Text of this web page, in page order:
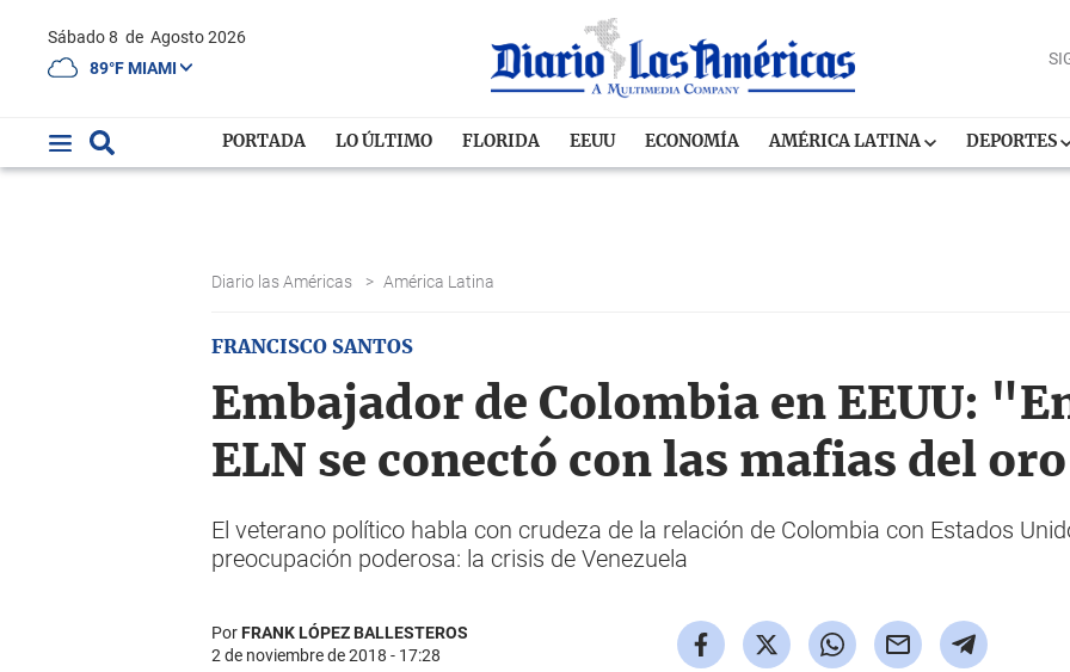
Sábado 8 de Agosto 2026
89°F MIAMI
PORTADA LO ÚLTIMO FLORIDA EEUU ECONOMÍA AMÉRICA LATINA DEPORTES
Diario las Américas > América Latina
FRANCISCO SANTOS
Embajador de Colombia en EEUU:
ELN se conectó con las mafias del
El veterano político habla con crudeza de la relación de Colombia con Estados
preocupación poderosa: la crisis de Venezuela
PorFRANK LÓPEZ BALLESTEROS
2 de noviembre de 2018 - 17:28